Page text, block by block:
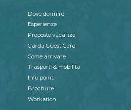
Dove dormire
Esperienze
Proposte vacanza
Garda Guest Card
Come arrivare
Trasporti & mobilità
Info point
Brochure
Workation